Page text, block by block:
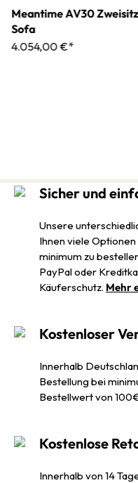
Meantime AV30
Sofa
4.054,00 €*
Sicher und
Unsere
Ihnen viele
minimum zu
PayPal oder
Käuferschutz. Mehr
Kostenloser
Innerhalb
Bestellung bei
Bestellwert von
Kostenlose
Innerhalb von 14